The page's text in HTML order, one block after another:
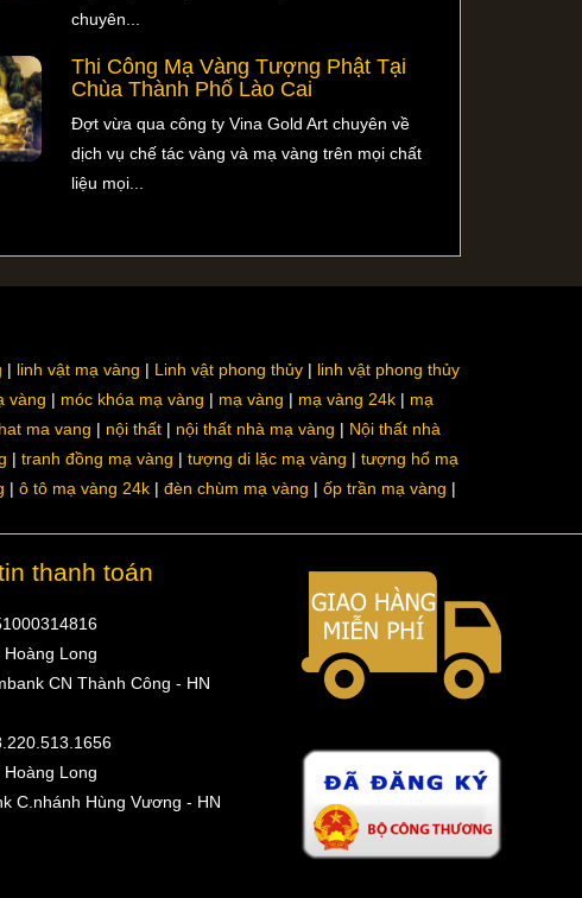
chuyên...
Thi Công Mạ Vàng Tượng Phật Tại
Chùa Thành Phố Lào Cai
Đợt vừa qua công ty Vina Gold Art chuyên về
dịch vụ chế tác vàng và mạ vàng trên mọi chất
liệu mọi...
linh vật mạ vàng Linh vật phong thủy
linh vật phong thủy
vàng móc khóa mạ vàng mạ vàng mạ vàng 24k
mạ
ma vang nội thất nội thất nhà mạ vàng
Nội thất nhà
tranh đồng mạ vàng tượng di lặc mạ vàng
tượng hổ mạ
ô tô mạ vàng 24k đèn chùm mạ vàng ốp trần mạ vàng
thanh toán
Hoàng Long
CN Thành Công - HN
Hoàng Long
C.nhánh Hùng Vương - HN